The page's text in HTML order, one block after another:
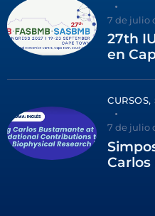
7 de julio
27th
en
7 de julio